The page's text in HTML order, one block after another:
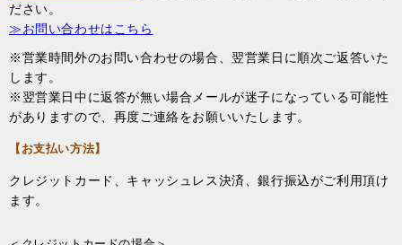
ださい。
≫お問い合わせはこちら
※営業時間外のお問い合わせの場合、翌営業日に順次ご返答いた
します。
※翌営業日中に返答が無い場合メールが迷子になっている可能性
がありますので、再度ご連絡をお願いいたします。
【お支払い方法】
クレジットカード、キャッシュレス決済、銀行振込がご利用頂け
ます。